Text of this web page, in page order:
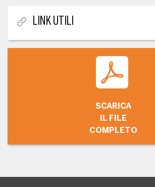
LINK UTILI
SCARICA
IL FILE
COMPLETO